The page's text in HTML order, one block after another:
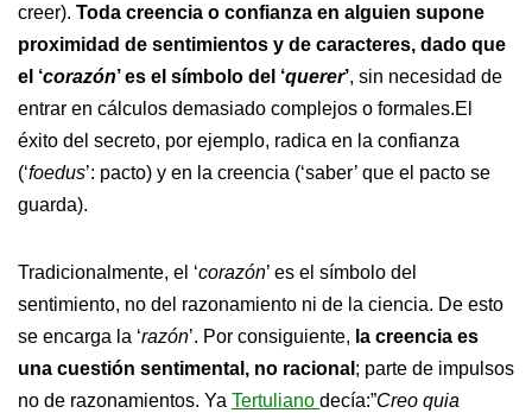
creer). Toda creencia o confianza en alguien supone
proximidad de sentimientos y de caracteres, dado que
el ‘corazón’ es el símbolo del ‘querer’, sin necesidad de
entrar en cálculos demasiado complejos o formales.El
éxito del secreto, por ejemplo, radica en la confianza
(‘foedus’: pacto) y en la creencia (‘saber’ que el pacto se
guarda).
Tradicionalmente, el ‘corazón’ es el símbolo del
sentimiento, no del razonamiento ni de la ciencia. De esto
se encarga la ‘razón’. Por consiguiente, la creencia es
una cuestión sentimental, no racional ; parte de impulsos
no de razonamientos. Ya Tertuliano decía:”Creo quia